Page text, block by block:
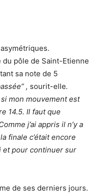
pôle de Saint-Etienne
sa note de 5
, sourit-elle.
mon mouvement est
14.5. Il faut que
j’ai appris il n’y a
finale c’était encore
et pour continuer sur
de ses derniers jours.